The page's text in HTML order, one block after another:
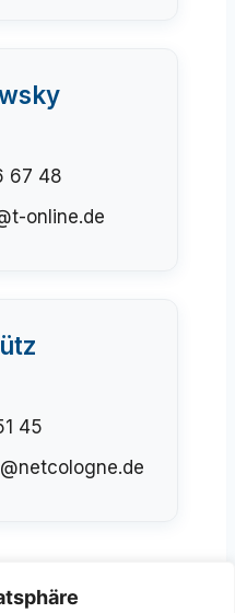
67 48
online.de
45